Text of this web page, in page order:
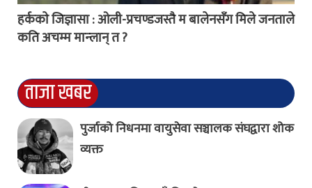
हर्ककाे जिज्ञासा : ओली-प्रचण्डजस्तै म बालेनसँग मिले जनताले
कति अचम्म मान्लान् त ?
ताजा खबर
पुर्जाको निधनमा वायुसेवा सञ्चालक संघद्वारा शोक
व्यक्त